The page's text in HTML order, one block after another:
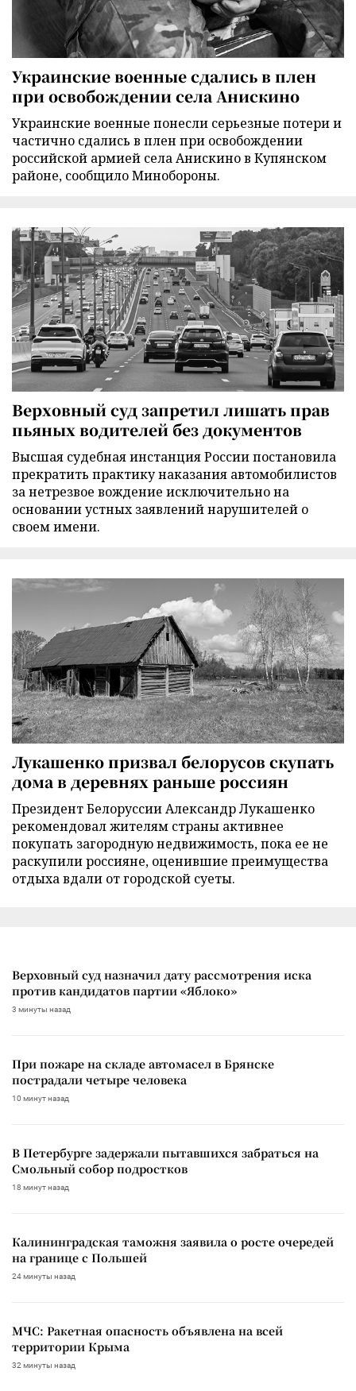
Украинские военные сдались в плен
при освобождении села Анискино
Украинские военные понесли серьезные потери и
частично сдались в плен при освобождении
российской армией села Анискино в Купянском
районе, сообщило Минобороны.
Верховный суд запретил лишать прав
пьяных водителей без документов
Высшая судебная инстанция России постановила
прекратить практику наказания автомобилистов
за нетрезвое вождение исключительно на
основании устных заявлений нарушителей о
своем имени.
Лукашенко призвал белорусов скупать
дома в деревнях раньше россиян
Президент Белоруссии Александр Лукашенко
рекомендовал жителям страны активнее
покупать загородную недвижимость, пока ее не
раскупили россияне, оценившие преимущества
отдыха вдали от городской суеты.
Верховный суд назначил дату рассмотрения иска
против кандидатов партии «Яблоко»
3 минуты назад
При пожаре на складе автомасел в Брянске
пострадали четыре человека
10 минут назад
В Петербурге задержали пытавшихся забраться на
Смольный собор подростков
18 минут назад
Калининградская таможня заявила о росте очередей
на границе с Польшей
24 минуты назад
МЧС: Ракетная опасность объявлена на всей
территории Крыма
32 минуты назад